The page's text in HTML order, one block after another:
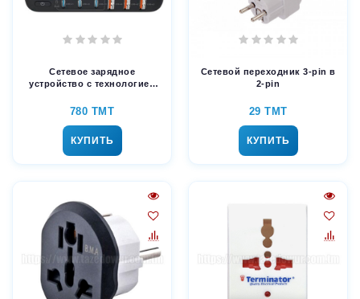
Сетевое зарядное
устройство с технологией
780 TMT
КУПИТЬ
Сетевой переходник 3-pin в
2-pin
29 TMT
КУПИТЬ